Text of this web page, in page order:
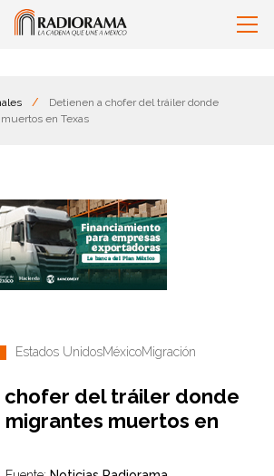
/
Detienen a chofer del tráiler donde
en Texas
Estados UnidosMéxicoMigración
chofer del tráiler donde
migrantes muertos en